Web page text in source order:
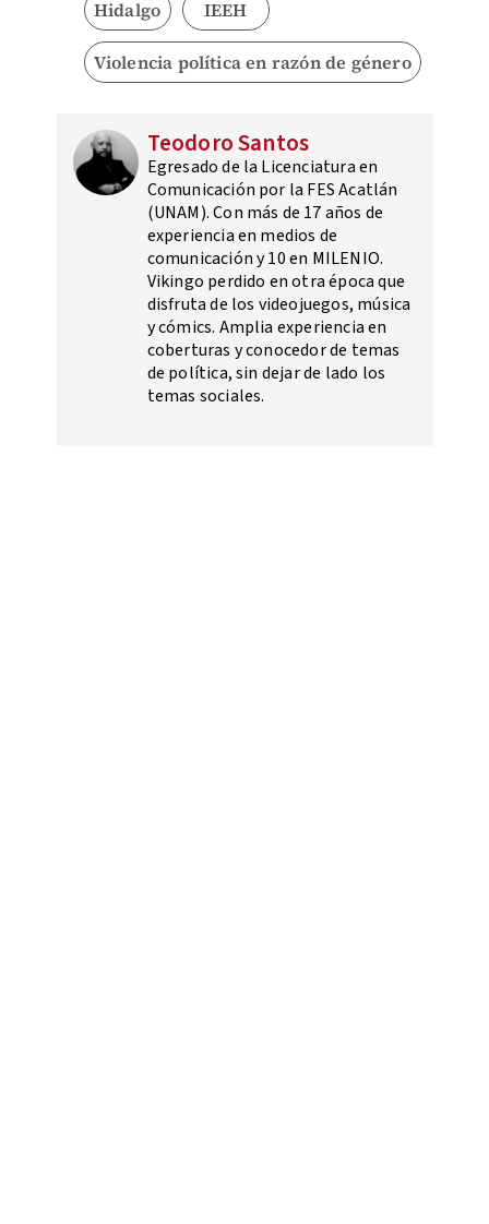
Hidalgo IEEH
Violencia política en razón de género
Teodoro Santos
Egresado de la Licenciatura en
Comunicación por la FES Acatlán
(UNAM). Con más de 17 años de
experiencia en medios de
comunicación y 10 en MILENIO.
Vikingo perdido en otra época que
disfruta de los videojuegos, música
y cómics. Amplia experiencia en
coberturas y conocedor de temas
de política, sin dejar de lado los
temas sociales.